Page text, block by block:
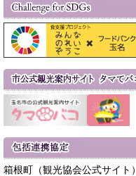
箱根町（観光協会公式サイト）